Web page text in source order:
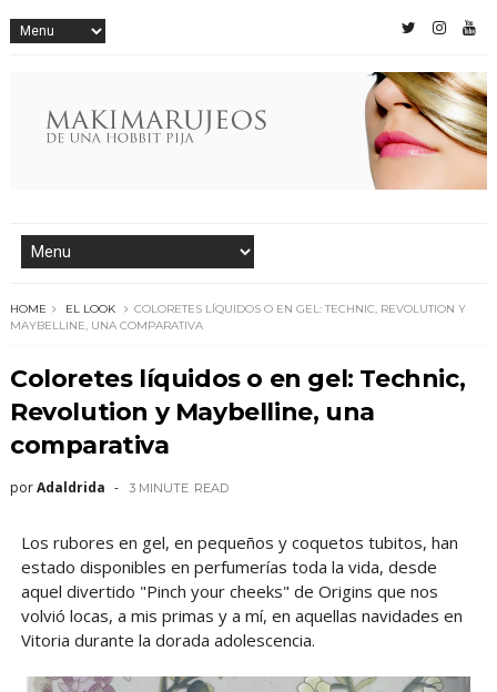
HOME EL LOOK
COLORETES LÍQUIDOS O EN GEL: TECHNIC, REVOLUTION Y
MAYBELLINE, UNA COMPARATIVA
Coloretes líquidos o en gel: Technic,
Revolution y Maybelline, una
comparativa
porAdaldrida 3 MINUTE READ
Los rubores en gel, en pequeños y coquetos tubitos, han
estado disponibles en perfumerías toda la vida, desde
aquel divertido "Pinch your cheeks" de Origins que nos
volvió locas, a mis primas y a mí, en aquellas navidades en
Vitoria durante la dorada adolescencia.